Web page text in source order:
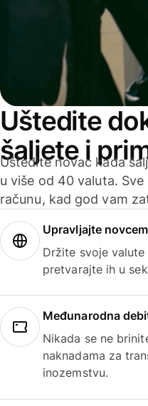
Uštedite
šaljete i
Uštedite novac kada
u više od 40 valuta.
računu, kad god vam
Upravljajte
Držite svoje
pretvarajte ih u
Međunarodna
Nikada se ne
naknadama za
inozemstvu.